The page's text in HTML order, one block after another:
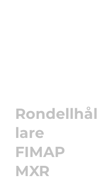
Rondellhål
lare
FIMAP
MXR